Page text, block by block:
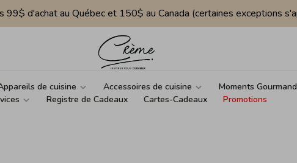
99$ d'achat au Québec et 150$ au Canada (certaines exceptions
de cuisine Accessoires de cuisine Moments
Registre de Cadeaux Cartes-Cadeaux Promotions